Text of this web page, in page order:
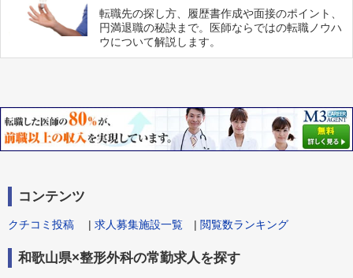
転職先の探し方、履歴書作成や面接のポイント、
円満退職の秘訣まで。医師ならではの転職ノウハ
ウについて解説します。
コンテンツ
クチコミ投稿 | 求人募集施設一覧 | 閲覧数ランキング
和歌山県×整形外科の常勤求人を探す